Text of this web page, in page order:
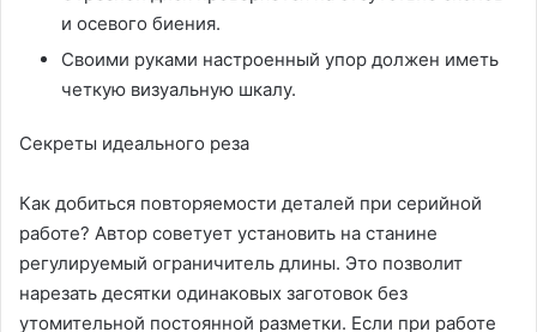
и осевого биения.
Своими руками настроенный упор должен иметь
четкую визуальную шкалу.
Секреты идеального реза
Как добиться повторяемости деталей при серийной
работе? Автор советует установить на станине
регулируемый ограничитель длины. Это позволит
нарезать десятки одинаковых заготовок без
утомительной постоянной разметки. Если при работе